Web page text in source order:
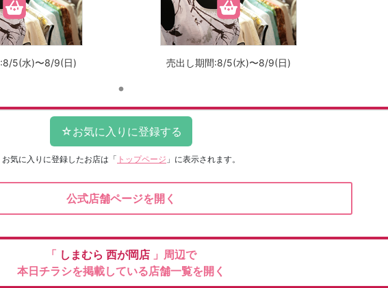
5(水)〜8/9(日) 売出し期間:8/5(水)〜8/9(日)
お気に入りに登録したお店は 「 トップページ 」に表示されます。
公式店舗ページを開く
「 しまむら 西が岡店 」周辺で
本日チラシを掲載している店舗一覧を開く